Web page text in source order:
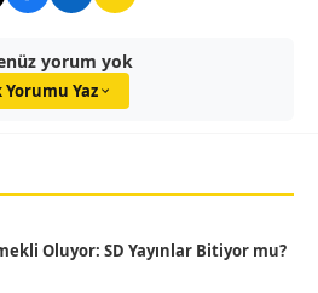
yorum yok
Yorumu Yaz
Oluyor: SD Yayınlar Bitiyor mu?